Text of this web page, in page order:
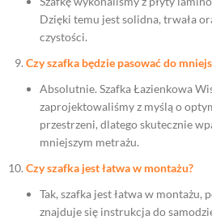
Dzięki temu jest solidna, trwała
czystości.
Czy szafka będzie pasować do
Absolutnie. Szafka Łazienkowa
zaprojektowaliśmy z myślą o
przestrzeni, dlatego skutecznie
mniejszym metrażu.
Czy szafka jest łatwa w montażu?
Tak, szafka jest łatwa w montażu,
znajduje się instrukcja do